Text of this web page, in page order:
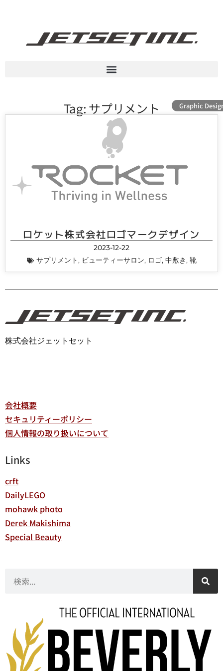
Tag: サプリメント Graphic
ロケット株式会社ロゴマークデザイン
2023-12-22
サプリメント, ビューティーサロン, ロゴ, 中敷き, 靴
株式会社ジェットセット
会社概要
セキュリティーポリシー
個人情報の取り扱いについて
Links
crft
DailyLEGO
mohawk photo
Derek Makishima
Special Beauty